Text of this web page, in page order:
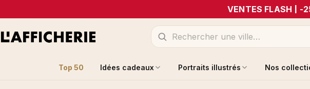
VENTES FLASH | -
Top 50 Idées cadeaux Portraits illustrés Nos